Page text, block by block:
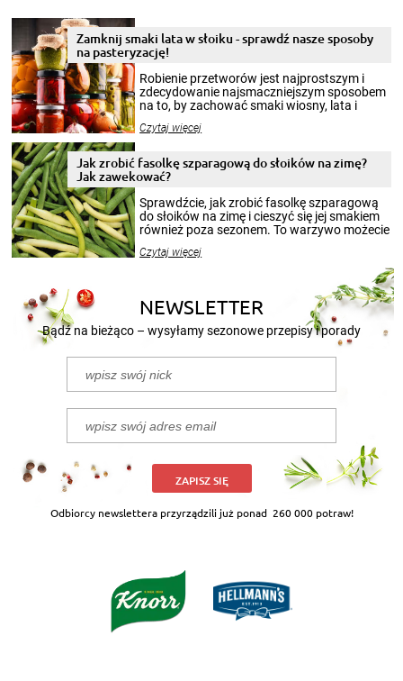
Zamknij smaki lata w słoiku - sprawdź nasze sposoby
na pasteryzację!
Robienie przetworów jest najprostszym i
zdecydowanie najsmaczniejszym sposobem
na to, by zachować smaki wiosny, lata i
krajobrazów, by cieszyć nimi oko w sezonie
pełni poczuć atmosferę cieplejszych
miesięcy. Przygotowanie słoików ze
patenty, które pozwolą zachować świeżość
przetworów.
Czytaj więcej
Jak zrobić fasolkę szparagową do słoików na zimę?
Jak zawekować?
Sprawdźcie, jak zrobić fasolkę szparagową
do słoików na zimę i cieszyć się jej smakiem
również poza sezonem. To warzywo możecie
nasze propozycje!
Czytaj więcej
NEWSLETTER
Bądź na bieżąco – wysyłamy sezonowe przepisy i porady
ZAPISZ SIĘ
Odbiorcy newslettera przyrządzili już ponad 260 000 potraw!